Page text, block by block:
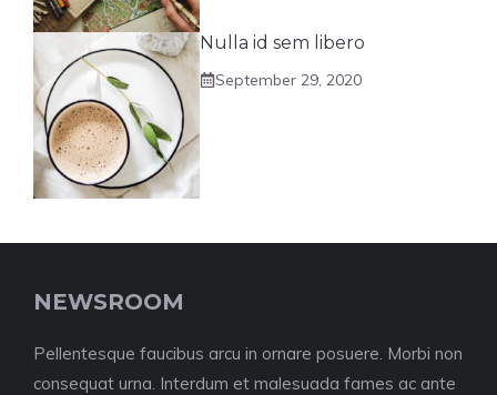
Nulla id sem libero
September 29, 2020
NEWSROOM
Pellentesque faucibus arcu in ornare posuere. Morbi non
consequat urna. Interdum et malesuada fames ac ante